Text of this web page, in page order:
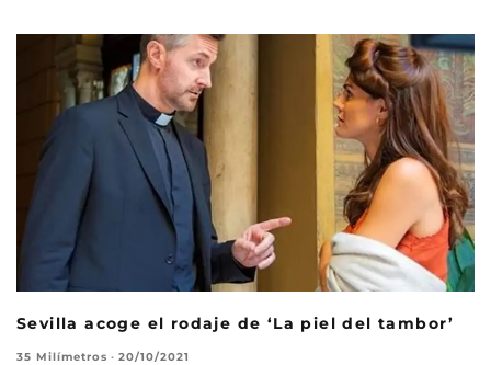
Sevilla acoge el rodaje de ‘La piel del tambor’
35 Milímetros · 20/10/2021